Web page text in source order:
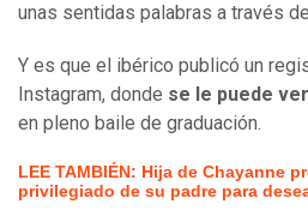
unas sentidas palabras a través
Y es que el ibérico publicó un
Instagram, donde se le puede
en pleno baile de graduación.
LEE TAMBIÉN: Hija de Chayanne
privilegiado de su padre para